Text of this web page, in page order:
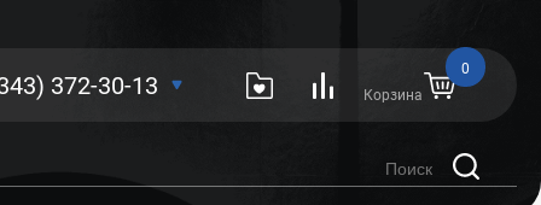
372-30-13 Корзина
0